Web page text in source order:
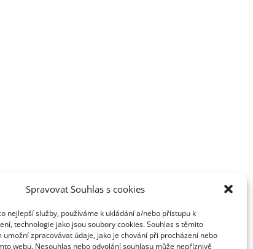
Spravovat Souhlas s cookies
nejlepší služby, používáme k ukládání a/nebo přístupu k
technologie jako jsou soubory cookies. Souhlas s těmito
zpracovávat údaje, jako je chování při procházení nebo
webu. Nesouhlas nebo odvolání souhlasu může nepříznivě